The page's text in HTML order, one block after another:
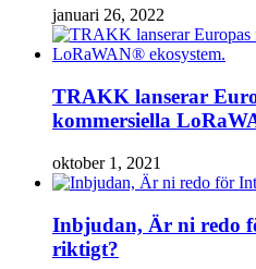
januari 26, 2022
TRAKK lanserar
kommersiella
oktober 1, 2021
Inbjudan, Är ni redo
riktigt?